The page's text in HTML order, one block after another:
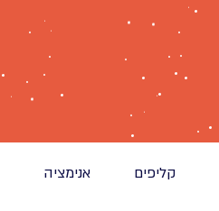
קליפים אנימציה